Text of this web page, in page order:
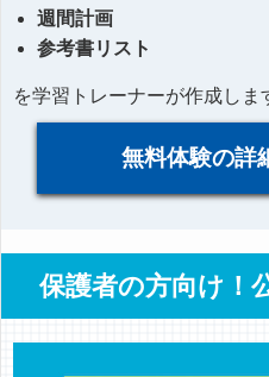
週間計画
参考書リスト
を学習トレーナーが作成しま
無料体験の詳
保護者の方向け！